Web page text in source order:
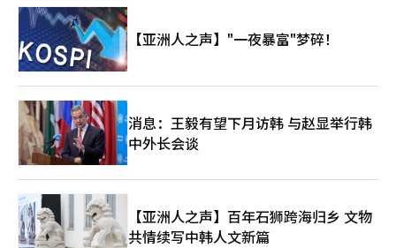
【亚洲人之声】"一夜暴富"梦碎！
消息：王毅有望下月访韩 与赵显举行韩
中外长会谈
【亚洲人之声】百年石狮跨海归乡 文物
共情续写中韩人文新篇